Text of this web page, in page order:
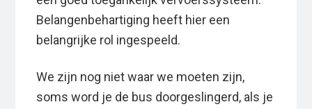
Belangenbehartiging heeft hier een
belangrijke rol ingespeeld.
We zijn nog niet waar we moeten zijn,
soms word je de bus doorgeslingerd, als je